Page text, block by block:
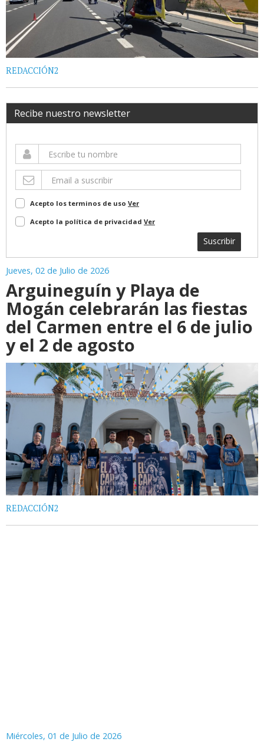
REDACCIÓN2
Recibe nuestro newsletter
Acepto los terminos de uso Ver
Acepto la política de privacidad Ver
Suscribir
Jueves, 02 de Julio de 2026
Arguineguín y Playa de
Mogán celebrarán las fiestas
del Carmen entre el 6 de julio
y el 2 de agosto
REDACCIÓN2
Miércoles, 01 de Julio de 2026